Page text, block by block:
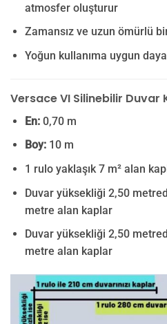
atmosfer oluşturur
Zamansız ve uzun ömürlü
Yoğun kullanıma uygun
Versace VI Silinebilir Duvar
En:0,70 m
Boy:10 m
1 rulo yaklaşık 7 m² alan
Duvar yüksekliği 2,50
metre alan kaplar
Duvar yüksekliği 2,50
metre alan kaplar